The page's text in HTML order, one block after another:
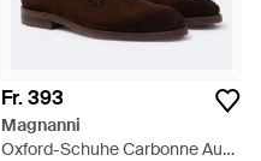
Fr. 393
Magnanni
Oxford-Schuhe Carbonne Aus